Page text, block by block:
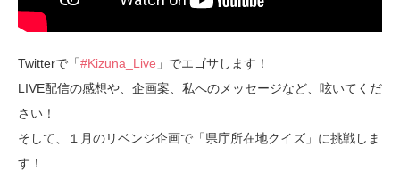
Twitterで「#Kizuna_Live 」でエゴサします！
LIVE配信の感想や、企画案、私へのメッセージなど、呟いてくだ
さい！
そして、１月のリベンジ企画で「県庁所在地クイズ」に挑戦しま
す！